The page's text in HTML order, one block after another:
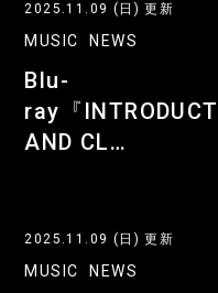
2025.11.09 (日) 更新
MUSIC NEWS
Blu-
ray『
AND CL…
2025.11.09 (日) 更新
MUSIC NEWS